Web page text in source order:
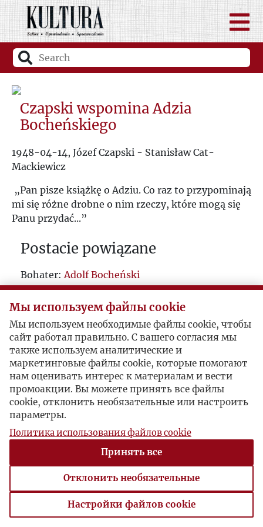
Czapski wspomina Adzia
Bocheńskiego
1948-04-14, Józef Czapski - Stanisław Cat-
Mackiewicz
„Pan pisze książkę o Adziu. Co raz to przypominają
mi się różne drobne o nim rzeczy, które mogą się
Panu przydać...”
Postacie powiązane
Bohater: Adolf Bocheński
Мы используем файлы cookie
Мы используем необходимые файлы cookie, чтобы
сайт работал правильно. С вашего согласия мы
также используем аналитические и
маркетинговые файлы cookie, которые помогают
нам оценивать интерес к материалам и вести
промоакции. Вы можете принять все файлы
cookie, отклонить необязательные или настроить
параметры.
Политика использования файлов cookie
Принять все
Отклонить необязательные
Настройки файлов cookie
Настройки файлов cookie